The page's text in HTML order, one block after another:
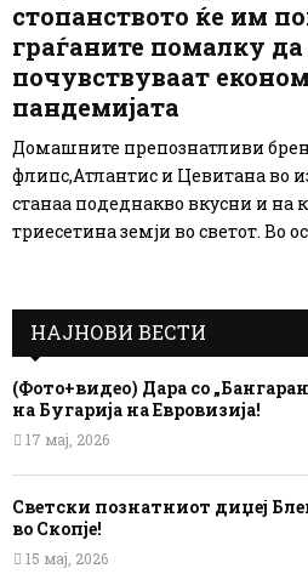
стопанството ќе им
граѓаните помалку да
почувствуваат
пандемијата
Домашните препознатливи
флипс,Атлантис и Цевитана во
станаа подеднакво вкусни и на
триесетина земји во светот. Во
НАЈНОВИ ВЕСТИ
(Фото+видео) Дара со
на Бугарија на Евровизија!
17 мај, 2026
Светски познатниот диџеј
во Скопје!
15 мај, 2026